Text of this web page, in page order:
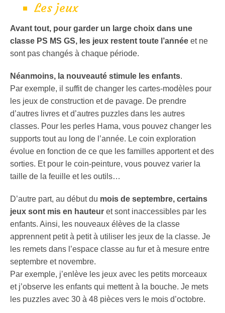
Les jeux
Avant tout, pour garder un large choix dans une
classe PS MS GS, les jeux restent toute l’année et ne
sont pas changés à chaque période.
Néanmoins, la nouveauté stimule les enfants.
Par exemple, il suffit de changer les cartes-modèles pour
les jeux de construction et de pavage. De prendre
d’autres livres et d’autres puzzles dans les autres
classes. Pour les perles Hama, vous pouvez changer les
supports tout au long de l’année. Le coin exploration
évolue en fonction de ce que les familles apportent et des
sorties. Et pour le coin-peinture, vous pouvez varier la
taille de la feuille et les outils…
D’autre part, au début du mois de septembre, certains
jeux sont mis en hauteur et sont inaccessibles par les
enfants. Ainsi, les nouveaux élèves de la classe
apprennent petit à petit à utiliser les jeux de la classe. Je
les remets dans l’espace classe au fur et à mesure entre
septembre et novembre.
Par exemple, j’enlève les jeux avec les petits morceaux
et j’observe les enfants qui mettent à la bouche. Je mets
les puzzles avec 30 à 48 pièces vers le mois d’octobre.